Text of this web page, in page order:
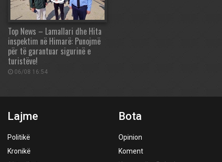
Top News – Lamallari dhe Hita
inspektim në Himarë: Punojmë
për të garantuar sigurinë e
turistëve!
06/08 16:54
Lajme
Politikë
Kronikë
Bota
Opinion
Koment